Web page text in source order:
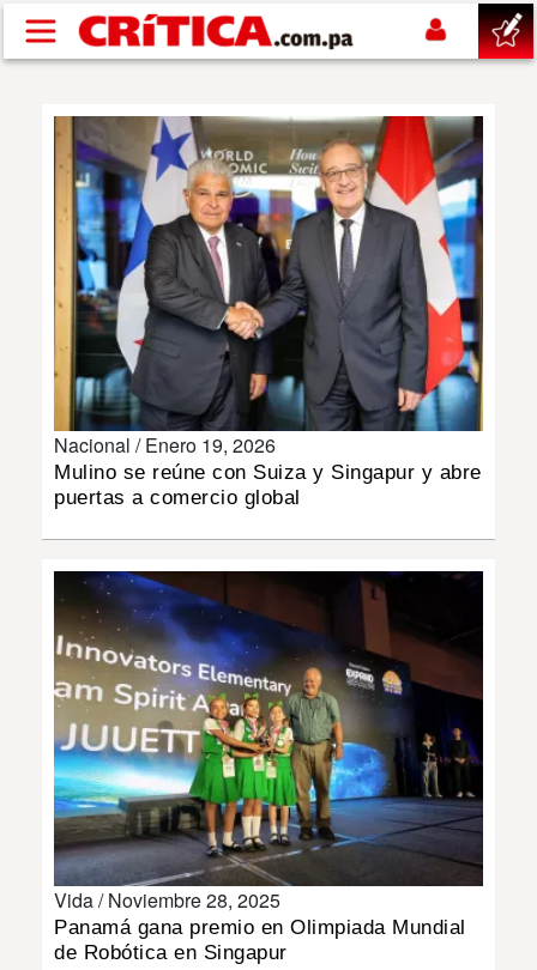
Pasar al contenido principal
SUCESOS
NACIONAL
POLÍTICA
SHOW
DEPORTES
MUNDO
INSÓLITAS
MULTIMEDIA
IMPRESO
Nacional /Enero 19, 2026
Mulino se reúne con Suiza y Singapur y abre
puertas a comercio global
Vida /Noviembre 28, 2025
Panamá gana premio en Olimpiada Mundial
de Robótica en Singapur